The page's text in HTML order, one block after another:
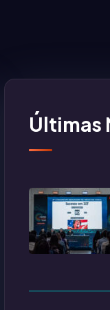
Últimas